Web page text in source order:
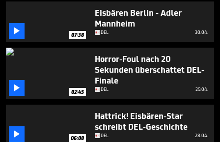
seconds
 07:38
Eisbären Berlin - Adler
Mannheim
DEL 30.04.
 02:45
Horror-Foul nach 20
Sekunden überschattet DEL-
Finale
DEL 29.04.
 06:08
Hattrick! Eisbären-Star
schreibt DEL-Geschichte
DEL 28.04.